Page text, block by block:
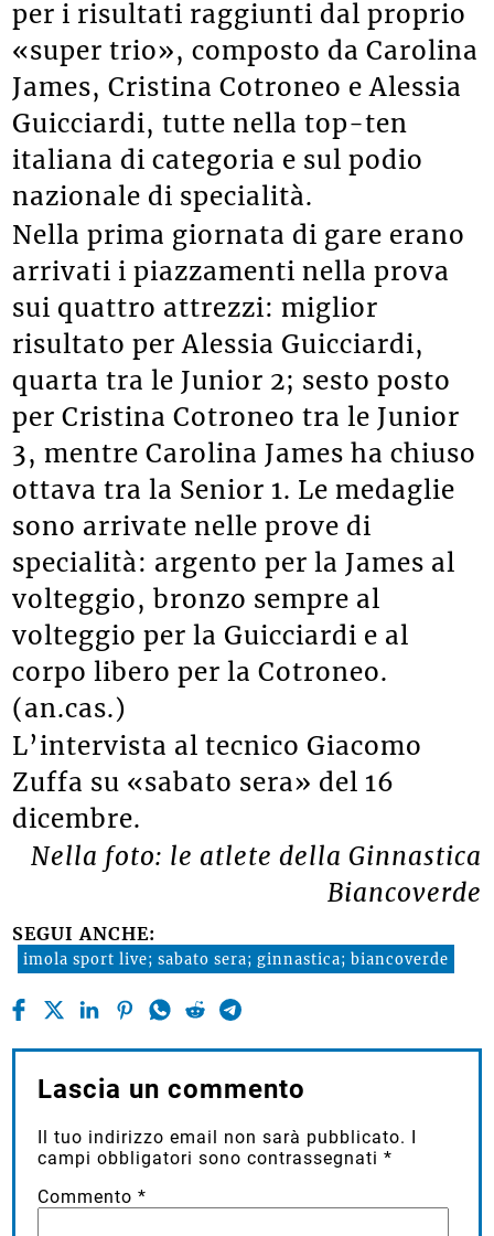
per i risultati raggiunti dal proprio
«super trio», composto da Carolina
James, Cristina Cotroneo e Alessia
Guicciardi, tutte nella top-ten
italiana di categoria e sul podio
nazionale di specialità.
Nella prima giornata di gare erano
arrivati i piazzamenti nella prova
sui quattro attrezzi: miglior
risultato per Alessia Guicciardi,
quarta tra le Junior 2; sesto posto
per Cristina Cotroneo tra le Junior
3, mentre Carolina James ha chiuso
ottava tra la Senior 1. Le medaglie
sono arrivate nelle prove di
specialità: argento per la James al
volteggio, bronzo sempre al
volteggio per la Guicciardi e al
corpo libero per la Cotroneo.
(an.cas.)
L’intervista al tecnico Giacomo
Zuffa su «sabato sera» del 16
dicembre.
Nella foto: le atlete della Ginnastica
Biancoverde
SEGUI ANCHE:
imola sport live; sabato sera; ginnastica; biancoverde
Lascia un commento
Il tuo indirizzo email non sarà pubblicato. I
campi obbligatori sono contrassegnati*
Commento*